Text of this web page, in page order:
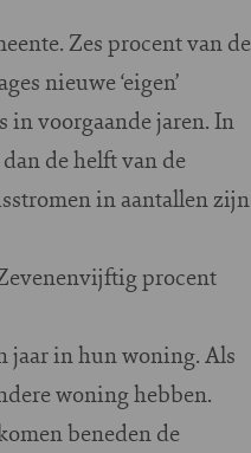
Zes procent van de
nieuwe ‘eigen’
in voorgaande jaren. In
de helft van de
in aantallen zijn
procent
jaar in hun woning. Als
woning hebben.
beneden de